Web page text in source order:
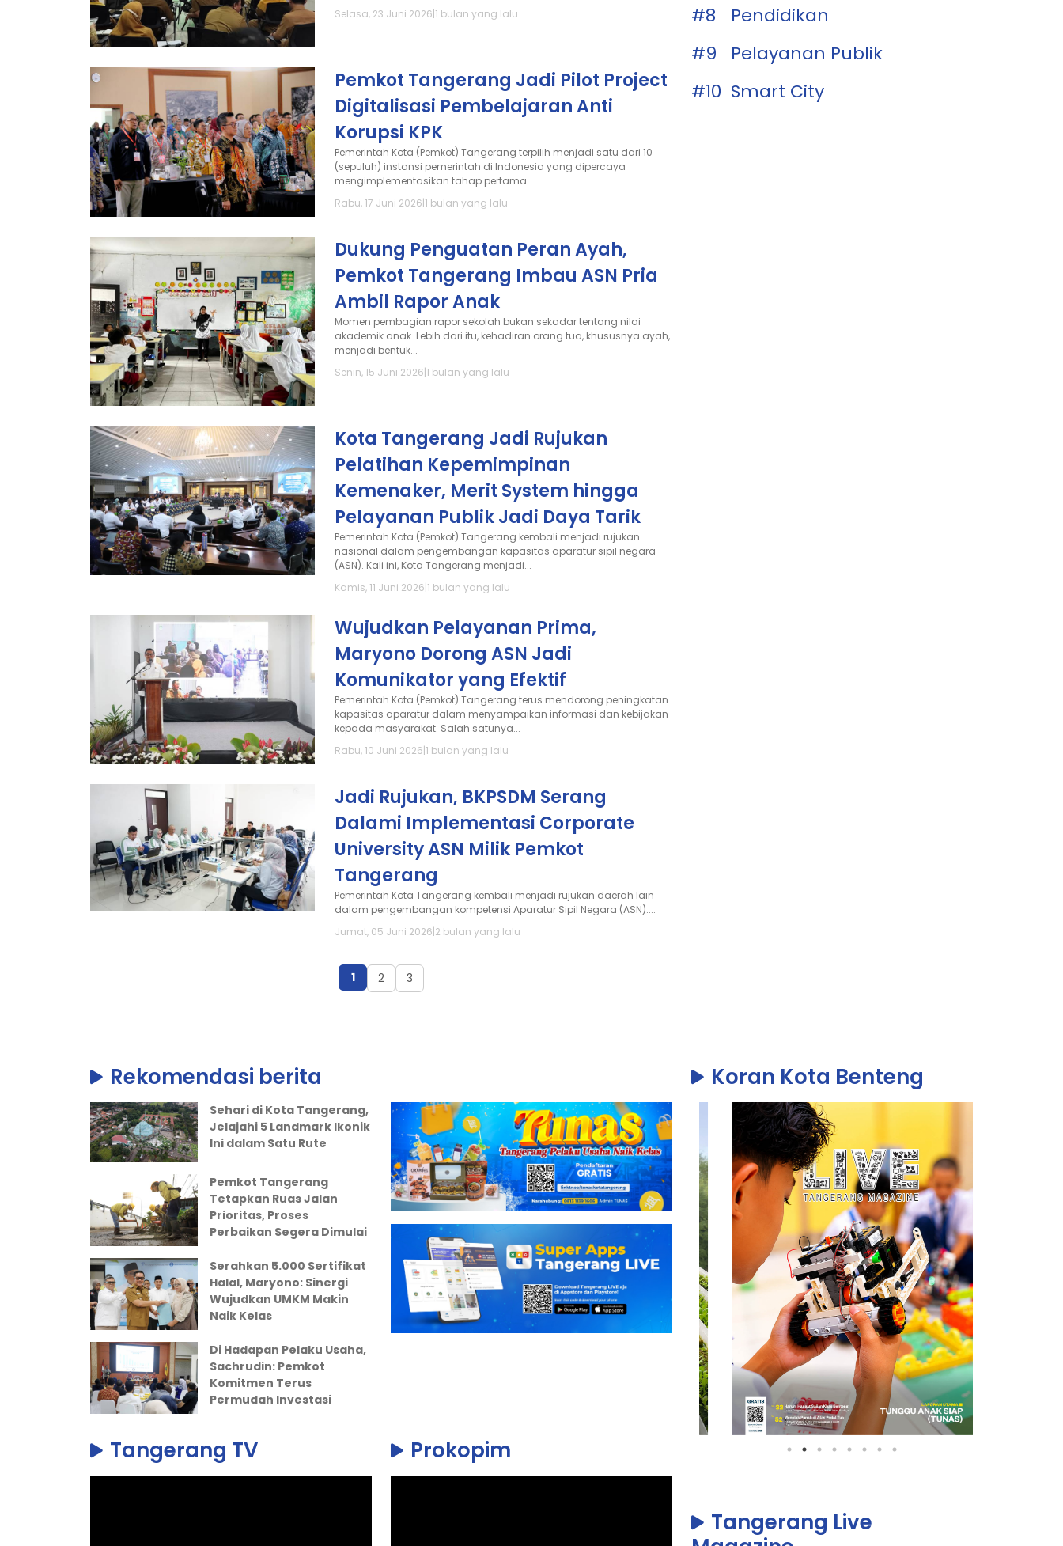
Selasa, 23 Juni 2026|1 bulan yang lalu
Pemkot Tangerang Jadi Pilot Project
Digitalisasi Pembelajaran Anti
Korupsi KPK
Pemerintah Kota (Pemkot) Tangerang terpilih menjadi satu dari 10
(sepuluh) instansi pemerintah di Indonesia yang dipercaya
mengimplementasikan tahap pertama...
Rabu, 17 Juni 2026|1 bulan yang lalu
Dukung Penguatan Peran Ayah,
Pemkot Tangerang Imbau ASN Pria
Ambil Rapor Anak
Momen pembagian rapor sekolah bukan sekadar tentang nilai
akademik anak. Lebih dari itu, kehadiran orang tua, khususnya ayah,
menjadi bentuk...
Senin, 15 Juni 2026|1 bulan yang lalu
Kota Tangerang Jadi Rujukan
Pelatihan Kepemimpinan
Kemenaker, Merit System hingga
Pelayanan Publik Jadi Daya Tarik
Pemerintah Kota (Pemkot) Tangerang kembali menjadi rujukan
nasional dalam pengembangan kapasitas aparatur sipil negara
(ASN). Kali ini, Kota Tangerang menjadi...
Kamis, 11 Juni 2026|1 bulan yang lalu
Wujudkan Pelayanan Prima,
Maryono Dorong ASN Jadi
Komunikator yang Efektif
Pemerintah Kota (Pemkot) Tangerang terus mendorong peningkatan
kapasitas aparatur dalam menyampaikan informasi dan kebijakan
kepada masyarakat. Salah satunya...
Rabu, 10 Juni 2026|1 bulan yang lalu
Jadi Rujukan, BKPSDM Serang
Dalami Implementasi Corporate
University ASN Milik Pemkot
Tangerang
Pemerintah Kota Tangerang kembali menjadi rujukan daerah lain
dalam pengembangan kompetensi Aparatur Sipil Negara (ASN)....
Jumat, 05 Juni 2026|2 bulan yang lalu
1 2 3
#8
Pendidikan
#9
Pelayanan Publik
#10 Smart City
Rekomendasi berita
Sehari di Kota Tangerang,
Jelajahi 5 Landmark Ikonik
Ini dalam Satu Rute
Pemkot Tangerang
Tetapkan Ruas Jalan
Prioritas, Proses
Perbaikan Segera Dimulai
Serahkan 5.000 Sertifikat
Halal, Maryono: Sinergi
Wujudkan UMKM Makin
Naik Kelas
Di Hadapan Pelaku Usaha,
Sachrudin: Pemkot
Komitmen Terus
Permudah Investasi
Tangerang TV Prokopim
Koran Kota Benteng
Tangerang Live